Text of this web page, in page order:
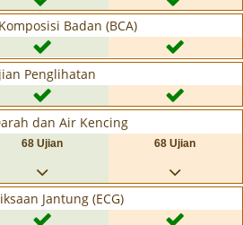
Badan (BCA)
Penglihatan
dan Air Kencing
68 Ujian 68 Ujian
Jantung (ECG)